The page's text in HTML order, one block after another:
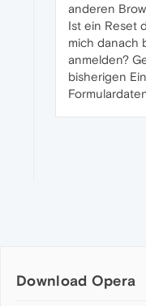
anderen
Ist ein Reset
mich danach
anmelden?
bisherigen
Download Opera